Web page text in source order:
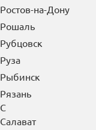
Ростов-на-Дону
Рошаль
Рубцовск
Руза
Рыбинск
Рязань
С
Салават